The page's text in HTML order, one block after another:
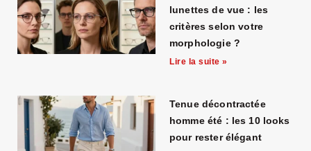
lunettes de vue : les
critères selon votre
morphologie ?
Lire la suite »
Tenue décontractée
homme été : les 10 looks
pour rester élégant